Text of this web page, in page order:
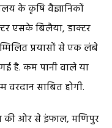
के कृषि वैज्ञानिकों
एसके बिलैया, डाक्टर
प्रयासों से एक लंबे
है. कम पानी वाले या
वरदान साबित होगी.
की ओर से इंफाल, मणिपुर